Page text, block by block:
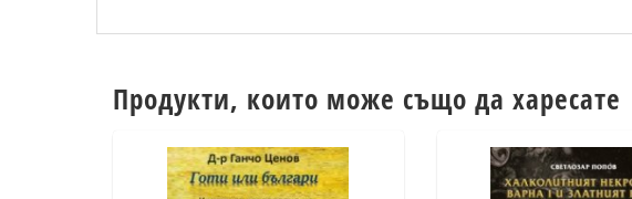
Продукти, които може също да харесате